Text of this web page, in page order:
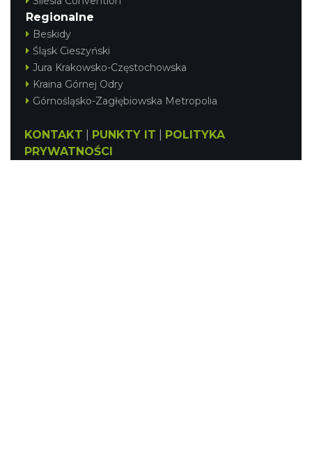
Regionalne
Beskidy
Śląsk Cieszyński
Jura Krakowsko-Częstochowska
Kraina Górnej Odry
Górnośląsko-Zagłębiowska Metropolia
KONTAKT PUNKTY IT
POLITYKA
PRYWATNOŚCI